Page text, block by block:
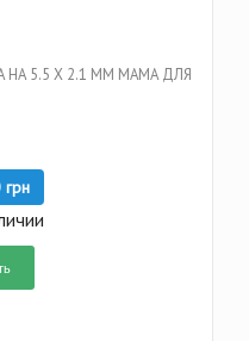
НА 5.5 Х 2.1 ММ МАМА ДЛЯ